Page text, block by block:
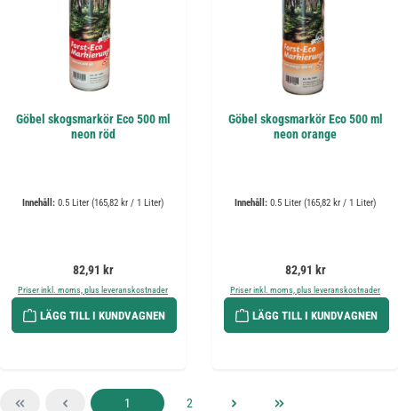
Göbel skogsmarkör Eco 500 ml
neon röd
Innehåll: 0.5 Liter (165,82 kr / 1 Liter)
Ordinarie pris:
82,91 kr
Priser inkl. moms, plus leveranskostnader
LÄGG TILL I KUNDVAGNEN
Göbel skogsmarkör Eco 500 ml
neon orange
Innehåll: 0.5 Liter (165,82 kr / 1 Liter)
Ordinarie pris:
82,91 kr
Priser inkl. moms, plus leveranskostnader
LÄGG TILL I KUNDVAGNEN
Sida
1 Sida
2